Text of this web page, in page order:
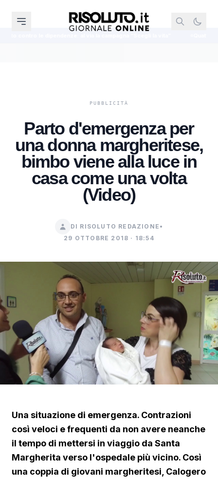
Parto d'emergenza per
una donna margheritese,
bimbo viene alla luce in
casa come una volta
(Video)
DI RISOLUTO REDAZIONE •
29 OTTOBRE 2018 · 18:54
Una situazione di emergenza. Contrazioni
così veloci e frequenti da non avere neanche
il tempo di mettersi in viaggio da Santa
Margherita verso l'ospedale più vicino. Così
una coppia di giovani margheritesi, Calogero